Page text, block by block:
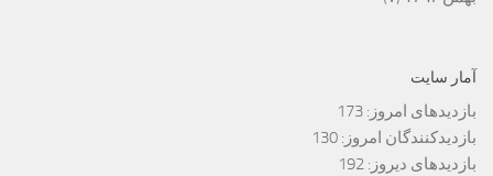
آمار سایت
بازدیدهای امروز: 173
بازدیدکنندگان امروز: 130
بازدیدهای دیروز: 192